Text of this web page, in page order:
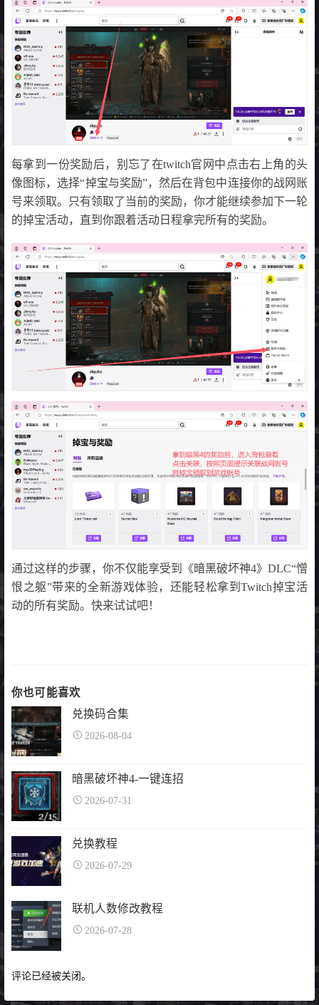
每拿到一份奖励后，别忘了在twitch官网中点击右上角的头
像图标，选择“掉宝与奖励”，然后在背包中连接你的战网账
号来领取。只有领取了当前的奖励，你才能继续参加下一轮
的掉宝活动，直到你跟着活动日程拿完所有的奖励。
通过这样的步骤，你不仅能享受到《暗黑破坏神4》DLC“憎
恨之躯”带来的全新游戏体验，还能轻松拿到Twitch掉宝活
动的所有奖励。快来试试吧！
你也可能喜欢
兑换码合集
2026-08-04
暗黑破坏神4-一键连招
2026-07-31
兑换教程
2026-07-29
联机人数修改教程
2026-07-28
评论已经被关闭。